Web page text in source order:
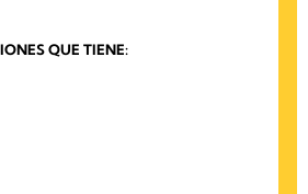
QUE TIENE: